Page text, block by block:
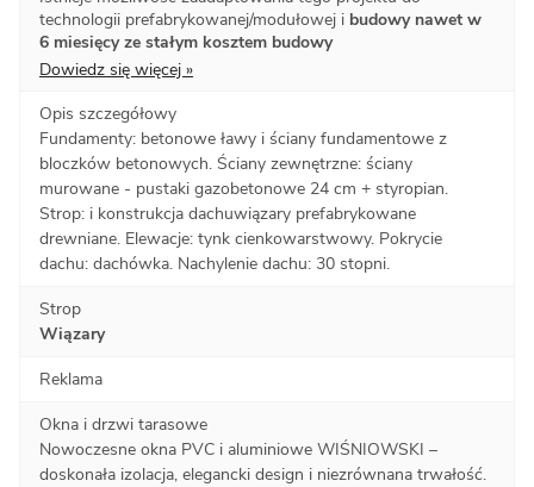
technologii prefabrykowanej/modułowej i budowy nawet w
6 miesięcy ze stałym kosztem budowy
Dowiedz się więcej »
Opis szczegółowy
Fundamenty: betonowe ławy i ściany fundamentowe z
bloczków betonowych. Ściany zewnętrzne: ściany
murowane - pustaki gazobetonowe 24 cm + styropian.
Strop: i konstrukcja dachuwiązary prefabrykowane
drewniane. Elewacje: tynk cienkowarstwowy. Pokrycie
dachu: dachówka. Nachylenie dachu: 30 stopni.
Strop
Wiązary
Reklama
Okna i drzwi tarasowe
Nowoczesne okna PVC i aluminiowe WIŚNIOWSKI –
doskonała izolacja, elegancki design i niezrównana trwałość.